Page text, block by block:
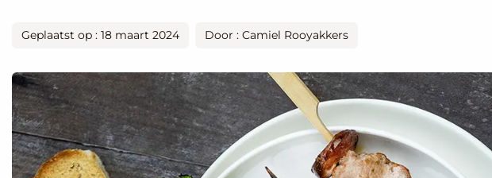
Geplaatst op : 18 maart 2024 Door : Camiel Rooyakkers